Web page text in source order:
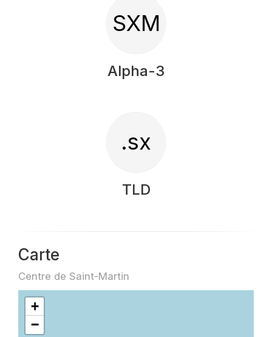
SXM
Alpha-3
.sx
TLD
Carte
Centre de Saint-Martin
+
−